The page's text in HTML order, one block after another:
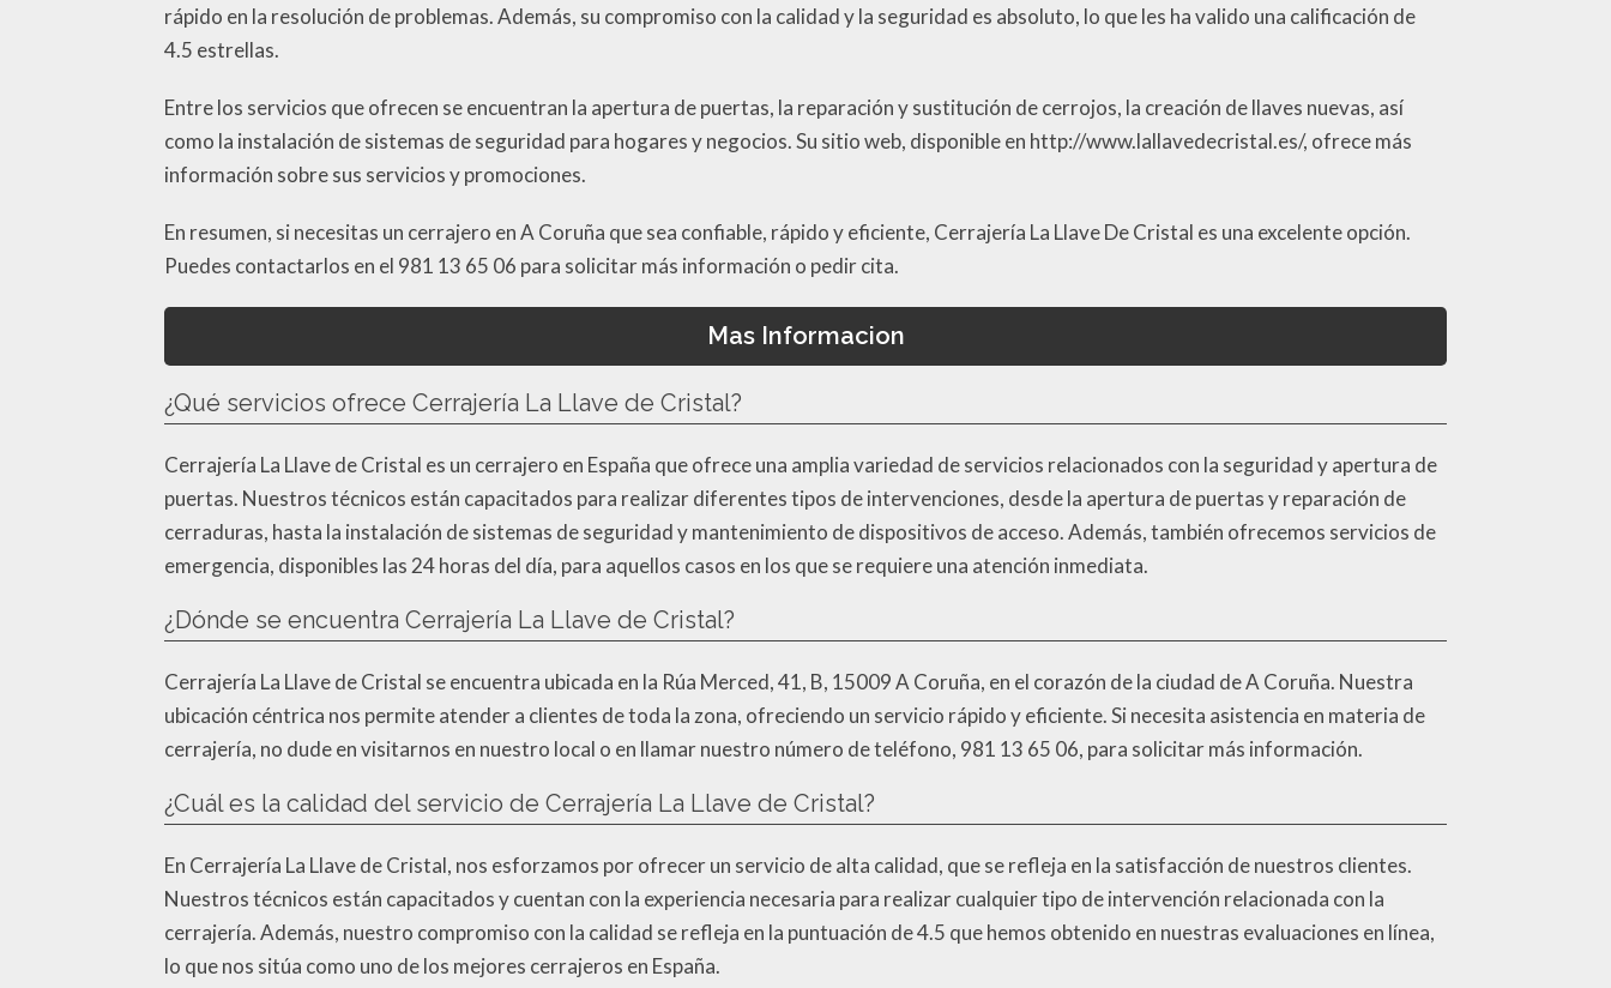
rápido en la resolución de problemas. Además, su compromiso con la calidad y la seguridad es absoluto, lo que les ha valido una calificación de
4.5 estrellas.
Entre los servicios que ofrecen se encuentran la apertura de puertas, la reparación y sustitución de cerrojos, la creación de llaves nuevas, así
como la instalación de sistemas de seguridad para hogares y negocios. Su sitio web, disponible en http://www.lallavedecristal.es/, ofrece más
información sobre sus servicios y promociones.
En resumen, si necesitas un cerrajero en A Coruña que sea confiable, rápido y eficiente, Cerrajería La Llave De Cristal es una excelente opción.
Puedes contactarlos en el 981 13 65 06 para solicitar más información o pedir cita.
Mas Informacion
¿Qué servicios ofrece Cerrajería La Llave de Cristal?
Cerrajería La Llave de Cristal es un cerrajero en España que ofrece una amplia variedad de servicios relacionados con la seguridad y apertura de
puertas. Nuestros técnicos están capacitados para realizar diferentes tipos de intervenciones, desde la apertura de puertas y reparación de
cerraduras, hasta la instalación de sistemas de seguridad y mantenimiento de dispositivos de acceso. Además, también ofrecemos servicios de
emergencia, disponibles las 24 horas del día, para aquellos casos en los que se requiere una atención inmediata.
¿Dónde se encuentra Cerrajería La Llave de Cristal?
Cerrajería La Llave de Cristal se encuentra ubicada en la Rúa Merced, 41, B, 15009 A Coruña, en el corazón de la ciudad de A Coruña. Nuestra
ubicación céntrica nos permite atender a clientes de toda la zona, ofreciendo un servicio rápido y eficiente. Si necesita asistencia en materia de
cerrajería, no dude en visitarnos en nuestro local o en llamar nuestro número de teléfono, 981 13 65 06, para solicitar más información.
¿Cuál es la calidad del servicio de Cerrajería La Llave de Cristal?
En Cerrajería La Llave de Cristal, nos esforzamos por ofrecer un servicio de alta calidad, que se refleja en la satisfacción de nuestros clientes.
Nuestros técnicos están capacitados y cuentan con la experiencia necesaria para realizar cualquier tipo de intervención relacionada con la
cerrajería. Además, nuestro compromiso con la calidad se refleja en la puntuación de 4.5 que hemos obtenido en nuestras evaluaciones en línea,
lo que nos sitúa como uno de los mejores cerrajeros en España.